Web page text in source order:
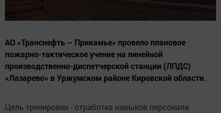
АО «Транснефть – Прикамье» провело плановое
пожарно-тактическое учение на линейной
производственно-диспетчерской станции (ЛПДС)
«Лазарево» в Уржумском районе Кировской области.
Цель тренировки - отработка навыков персонала